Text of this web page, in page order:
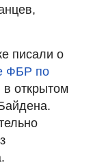
писали о
ФБР по
в открытом